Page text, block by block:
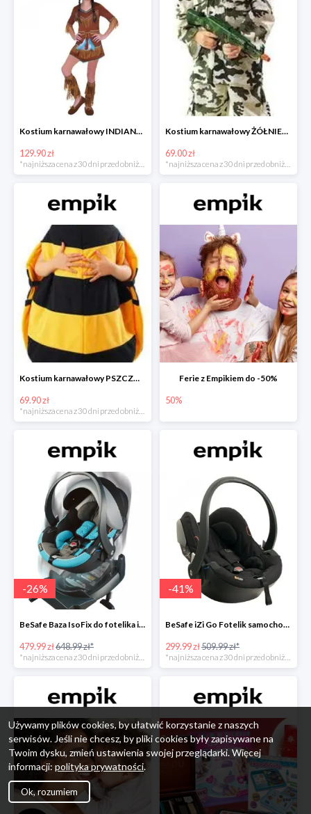
Kostium karnawałowy INDIANKA
129.90 zł
*najniższa cena z 30 dni przed obniżką
Kostium karnawałowy ŻÓŁNIERZ
69.00 zł
*najniższa cena z 30 dni przed obniżką
Kostium karnawałowy PSZCZÓŁKA
69.90 zł
Ferie z Empikiem do -50%
50%
-26%
BeSafe Baza IsoFix do fotelika iZi Go -26%
479.99 zł648.99 zł*
*najniższa cena z 30 dni przed obniżką
-41%
BeSafe iZi Go Fotelik samochodowy, 0-13 kg, Czarny Cab -41%
299.99 zł509.99 zł*
*najniższa cena z 30 dni przed obniżką
Używamy plików cookies, by ułatwić korzystanie z naszych
serwisów. Jeśli nie chcesz, by pliki cookies były zapisywane na
Twoim dysku, zmień ustawienia swojej przeglądarki. Więcej
informacji: polityka prywatności.
Ok, rozumiem